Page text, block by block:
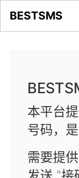
BESTSMS
本平台
号码，
需要提